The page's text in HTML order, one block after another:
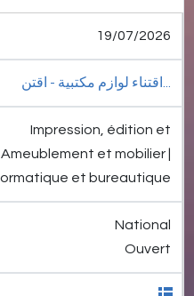
19/07/2026
اقتناء لوازم مكتبية - اقتن...
Impression, édition et
et mobilier |
et bureautique
National
Ouvert